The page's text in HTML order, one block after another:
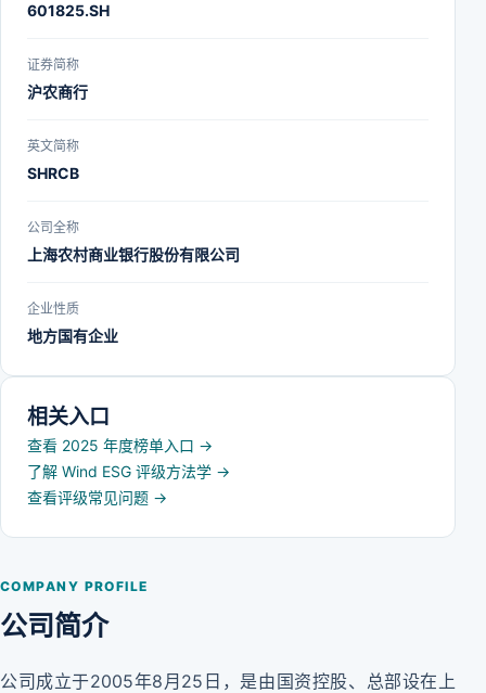
COMPANY PROFILE
公司简介
公司成立于2005年8月25日，是由国资控股、总部设在上
601825.SH
证券简称
沪农商行
英文简称
SHRCB
公司全称
上海农村商业银行股份有限公司
企业性质
地方国有企业
相关入口
查看 2025 年度榜单入口 →
了解 Wind ESG 评级方法学 →
查看评级常见问题 →